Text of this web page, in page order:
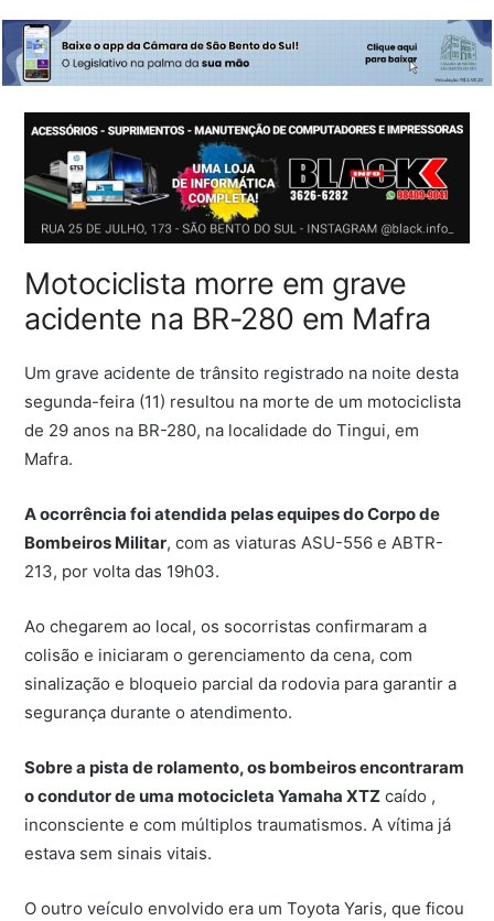
Motociclista morre em grave
acidente na BR-280 em Mafra
Um grave acidente de trânsito registrado na noite desta
segunda-feira (11) resultou na morte de um motociclista
de 29 anos na BR-280, na localidade do Tingui, em
Mafra.
A ocorrência foi atendida pelas equipes do Corpo de
Bombeiros Militar, com as viaturas ASU-556 e ABTR-
213, por volta das 19h03.
Ao chegarem ao local, os socorristas confirmaram a
colisão e iniciaram o gerenciamento da cena, com
sinalização e bloqueio parcial da rodovia para garantir a
segurança durante o atendimento.
Sobre a pista de rolamento, os bombeiros encontraram
o condutor de uma motocicleta Yamaha XTZ caído ,
inconsciente e com múltiplos traumatismos. A vítima já
estava sem sinais vitais.
O outro veículo envolvido era um Toyota Yaris, que ficou